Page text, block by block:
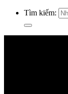
Tìm kiếm: